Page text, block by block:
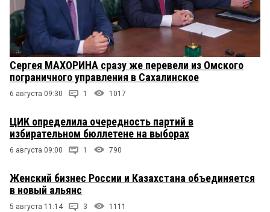
Сергея МАХОРИНА сразу же перевели из Омского
пограничного управления в Сахалинское
6 августа 09:30 1 1017
ЦИК определила очередность партий в
избирательном бюллетене на выборах
6 августа 09:00 1 790
Женский бизнес России и Казахстана объединяется
в новый альянс
5 августа 11:14 3 1111